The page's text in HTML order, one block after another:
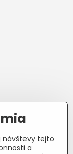
návštevy tejto
a